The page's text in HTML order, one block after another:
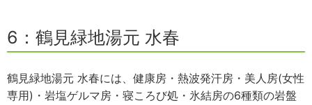
6：鶴見緑地湯元 水春
鶴見緑地湯元 水春には、健康房・熱波発汗房・美人房(女性
専用)・岩塩ゲルマ房・寝ころび処・氷結房の6種類の岩盤